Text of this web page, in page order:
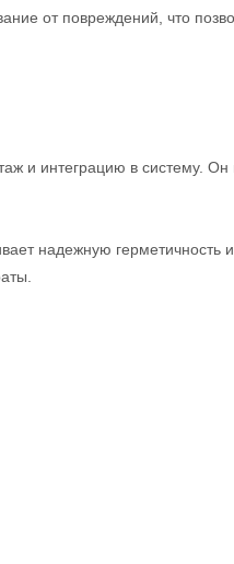
от повреждений, что
и интеграцию в систему. Он
надежную герметичность и